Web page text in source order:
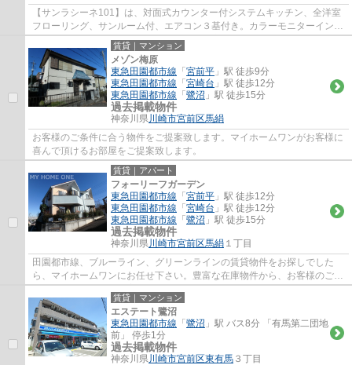
【サンラシーネ101】は、対面式カウンター付システムキッチン、全洋室
フローリング、サンルーム付、エアコン３基付き。カラーモニターインタ
ーホン、追い焚き機能、バス乾燥、温水便座...
賃貸｜マンション
メゾン梅原
東急田園都市線 「 宮前平 」駅 徒歩9分
東急田園都市線 「 宮崎台 」駅 徒歩12分
東急田園都市線 「 鷺沼 」駅 徒歩15分
過去掲載物件
神奈川県川崎市宮前区馬絹
お客様のご条件に合う物件をご提案致します。マイホームワンがお客様に
喜んで頂けるお部屋をご提案致します。
賃貸｜アパート
フォーリーフガーデン
東急田園都市線 「 宮前平 」駅 徒歩12分
東急田園都市線 「 宮崎台 」駅 徒歩12分
東急田園都市線 「 鷺沼 」駅 徒歩15分
過去掲載物件
神奈川県川崎市宮前区馬絹 １丁目
田園都市線、ブルーライン、グリーンラインの賃貸物件をお探しでした
ら、マイホームワンにお任せ下さい。豊富な在庫物件から、お客様のご要
望に合うお部屋をご提案致します。
賃貸｜マンション
エステート鷺沼
東急田園都市線 「 鷺沼 」駅 バス8分 「有馬第二団地
前」 停歩1分
過去掲載物件
神奈川県川崎市宮前区東有馬 ３丁目